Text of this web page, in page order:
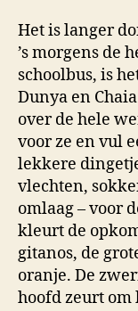
Het is langer
’s morgens de
schoolbus, is
Dunya en
over de hele
voor ze en vul
lekkere
vlechten,
omlaag – voor
kleurt de
gitanos, de
oranje. De
hoofd zeurt om